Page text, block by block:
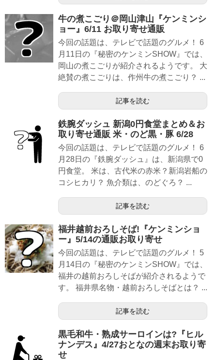
牛の煮こごり＠岡山津山『ケンミンシ
ョー』6/11 お取り寄せ通販
今回の話題は、テレビで話題のグルメ！ 6
月11日の『秘密のケンミンSHOW』では、
岡山の煮こごりが紹介されるようです。 大
絶賛の煮こごりは、作州牛の煮こごり？ ...
記事を読む
鉄腕ダッシュ 新潟0円食堂まとめ＆お
取り寄せ通販 米・のど黒・豚 6/28
今回の話題は、テレビで話題のグルメ！ 6
月28日の『鉄腕ダッシュ』は、新潟県で0
円食堂。 米は、古代米の赤米？新潟岩船の
コシヒカリ？ 魚介類は、のどぐろ？ ...
記事を読む
福井越前おろしそば!『ケンミンショ
ー』5/14の通販お取り寄せ
今回の話題は、テレビで話題のグルメ！ 5
月14日の『秘密のケンミンSHOW』では、
福井の越前おろしそばが紹介されるようで
す。 福井県名物・越前おろしそばとは？ ...
記事を読む
黒毛和牛・熟成サーロインは?『ヒル
ナンデス』4/27おとなの週末お取り寄
せ